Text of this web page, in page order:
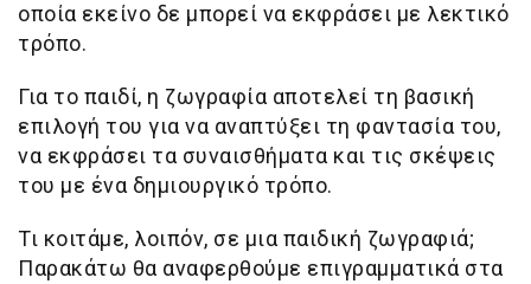
οποία εκείνο δε μπορεί να εκφράσει με λεκτικό
τρόπο.
Για το παιδί, η ζωγραφία αποτελεί τη βασική
επιλογή του για να αναπτύξει τη φαντασία του,
να εκφράσει τα συναισθήματα και τις σκέψεις
του με ένα δημιουργικό τρόπο.
Τι κοιτάμε, λοιπόν, σε μια παιδική ζωγραφιά;
Παρακάτω θα αναφερθούμε επιγραμματικά στα